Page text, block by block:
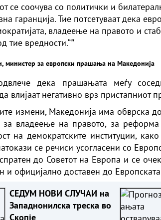
се соочува со политички и
гаранција. Тие потсетуваат дека
владеење на правото и
тие вредности.“"
министер за европски прашања на Македонија
дека прашањата меѓу
влијаат негативно врз пристапниот
измени, Македонија има обврска
за владеење на правото, за
на демократските институции,
се речиси усогласени со
до Советот на Европа и се
и официјално доставен до
СЕДУМ НОВИ СЛУЧАИ на
Западнонилска треска во
Скопје